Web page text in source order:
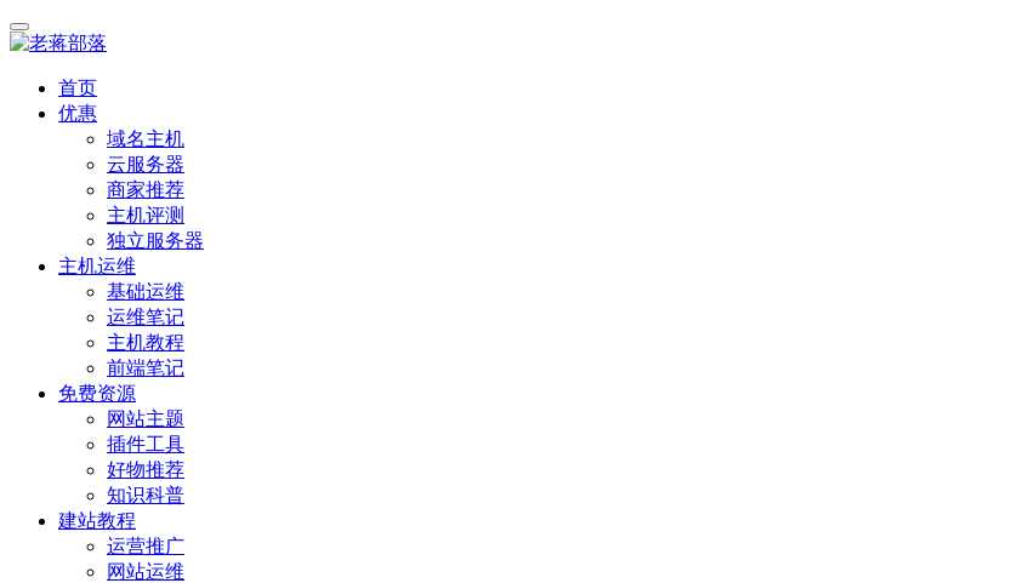
首页
优惠
域名主机
云服务器
商家推荐
主机评测
独立服务器
主机运维
基础运维
运维笔记
主机教程
前端笔记
免费资源
网站主题
插件工具
好物推荐
知识科普
建站教程
运营推广
网站运维